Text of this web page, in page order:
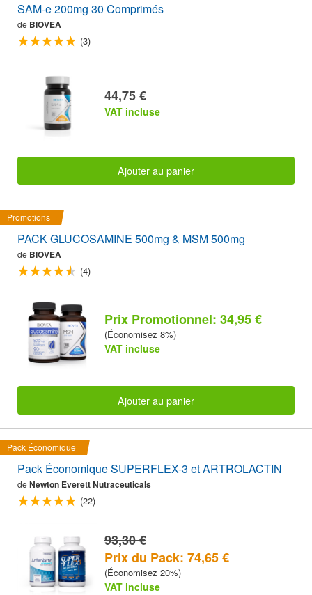
SAM-e 200mg 30 Comprimés
de BIOVEA
(3)
44,75 €
VAT incluse
Ajouter au panier
Promotions
PACK GLUCOSAMINE 500mg & MSM 500mg
de BIOVEA
(4)
Prix Promotionnel: 34,95 €
(Économisez 8%)
VAT incluse
Ajouter au panier
Pack Économique
Pack Économique SUPERFLEX-3 et ARTROLACTIN
de Newton Everett Nutraceuticals
(22)
93,30 €
Prix du Pack: 74,65 €
(Économisez 20%)
VAT incluse